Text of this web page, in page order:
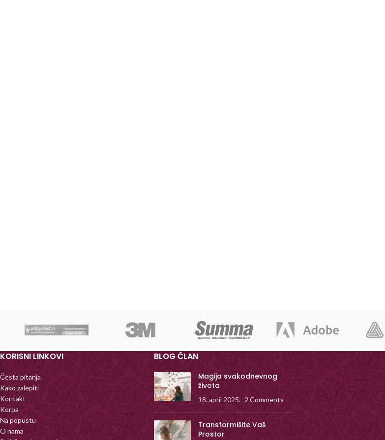
KORISNI LINKOVI
Česta pitanja
Kako zalepiti
Kontakt
Korpa
Na popustu
O nama
BLOG ČLAN
Magija svakodnevnog
života
18. april 2025. 2 Comments
Transformišite Vaš
Prostor